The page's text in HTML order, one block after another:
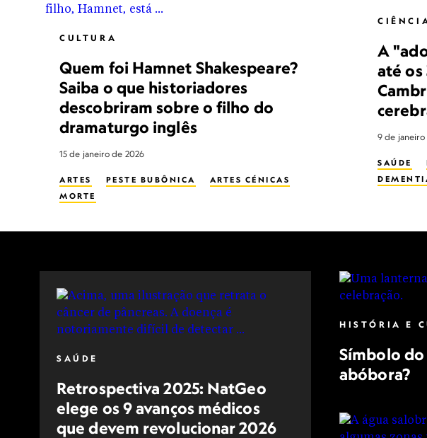
CULTURA
Quem foi Hamnet Shakespeare?
Saiba o que historiadores
descobriram sobre o filho do
dramaturgo inglês
15 de janeiro de 2026
ARTES PESTE BUBÔNICA
ARTES CÉNICAS
MORTE
A
até os
9 de janeiro
SAÚDE
SAÚDE
Retrospectiva 2025: NatGeo
elege os 9 avanços médicos
que devem revolucionar 2026
HISTÓRIA E
Símbolo do
abóbora?